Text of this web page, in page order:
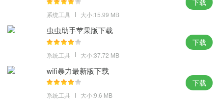
小编点评：
winrar电脑版下载早就是电脑上的一款必装软件了，没有winrar软件
的，就不是一台完整的可使用的电脑。
系统工具 大小:15.99 MB
虫虫助手苹果版下载
系统工具 大小:37.72 MB
下载
wifi暴力最新版下载
系统工具 大小:9.6 MB
下载